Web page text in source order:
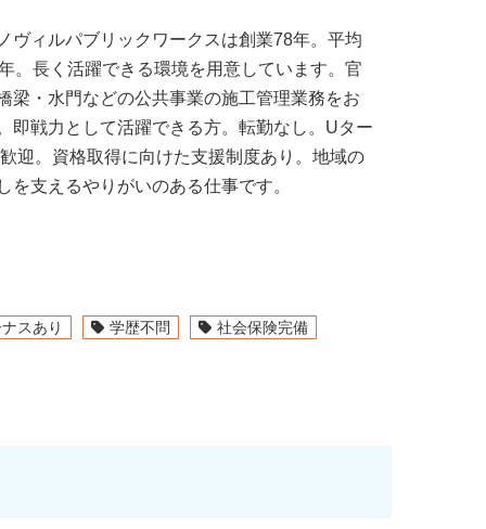
ヴィルパブリックワークスは創業78年。平均
。長く活躍できる環境を用意しています。官
梁・水門などの公共事業の施工管理業務をお
即戦力として活躍できる方。転勤なし。Uター
迎。資格取得に向けた支援制度あり。地域の
を支えるやりがいのある仕事です。
スあり 学歴不問 社会保険完備